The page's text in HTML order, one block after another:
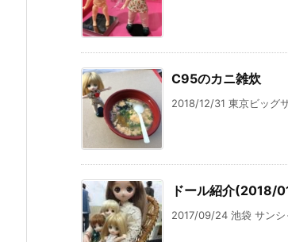
C95のカニ雑炊
2018/12/31 東京ビッグ
ドール紹介(2018/
2017/09/24 池袋 サン